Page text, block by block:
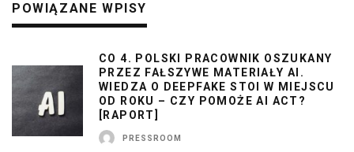
POWIĄZANE WPISY
CO 4. POLSKI PRACOWNIK OSZUKANY
PRZEZ FAŁSZYWE MATERIAŁY AI.
WIEDZA O DEEPFAKE STOI W MIEJSCU
OD ROKU – CZY POMOŻE AI ACT?
[RAPORT]
PRESSROOM